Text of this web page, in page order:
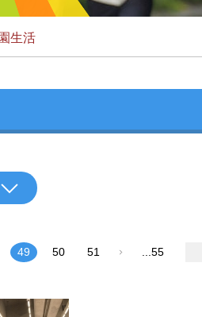
生活
49 50 51 ...55